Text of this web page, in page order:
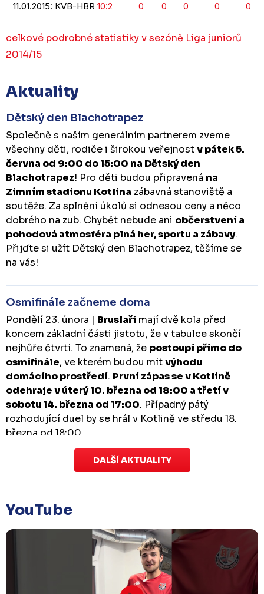
11.01.2015: KVB-HBR 10:2 0 0 0 0 0
celkové podrobné statistiky v sezóně Liga juniorů
2014/15
Aktuality
Dětský den Blachotrapez
Společně s naším generálním partnerem zveme
všechny děti, rodiče i širokou veřejnostv pátek 5.
června od 9:00 do 15:00 na Dětský den
Blachotrapez! Pro děti budou připravená na
Zimním stadionu Kotlina zábavná stanoviště a
soutěže. Za splnění úkolů si odnesou ceny a něco
dobrého na zub. Chybět nebude ani občerstvení a
pohodová atmosféra plná her, sportu a zábavy.
Přijďte si užít Dětský den Blachotrapez, těšíme se
na vás!
Osmifinále začneme doma
Pondělí 23. února | Bruslaři mají dvě kola před
koncem základní části jistotu, že v tabulce skončí
nejhůře čtvrtí. To znamená, že postoupí přímo do
osmifinále, ve kterém budou mítvýhodu
domácího prostředí. První zápas se v Kotlině
odehraje v úterý 10. března od 18:00 a třetí v
sobotu 14. března od 17:00. Případný pátý
rozhodující duel by se hrál v Kotlině ve středu 18.
března od 18:00.
Zápas dorostu je odložen
které se mělo odehrát v pátek 30. ledna ve 14:15,
odloženo!Odehraje se v náhradním termínu, o
kterém se bude jednat.
Náhradní termín 32. kola
Utkání 32. kola v Písku
DALŠÍ AKTUALITY
YouTube